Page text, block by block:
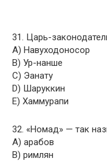
31. Царь-
A) Навуходоносор
B) Ур-нанше
C) Эанату
D) Шаруккин
E) Хаммурапи
32. «Номад» — так
A) арабов
B) римлян